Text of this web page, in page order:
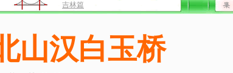
吉林篇
山汉白玉桥